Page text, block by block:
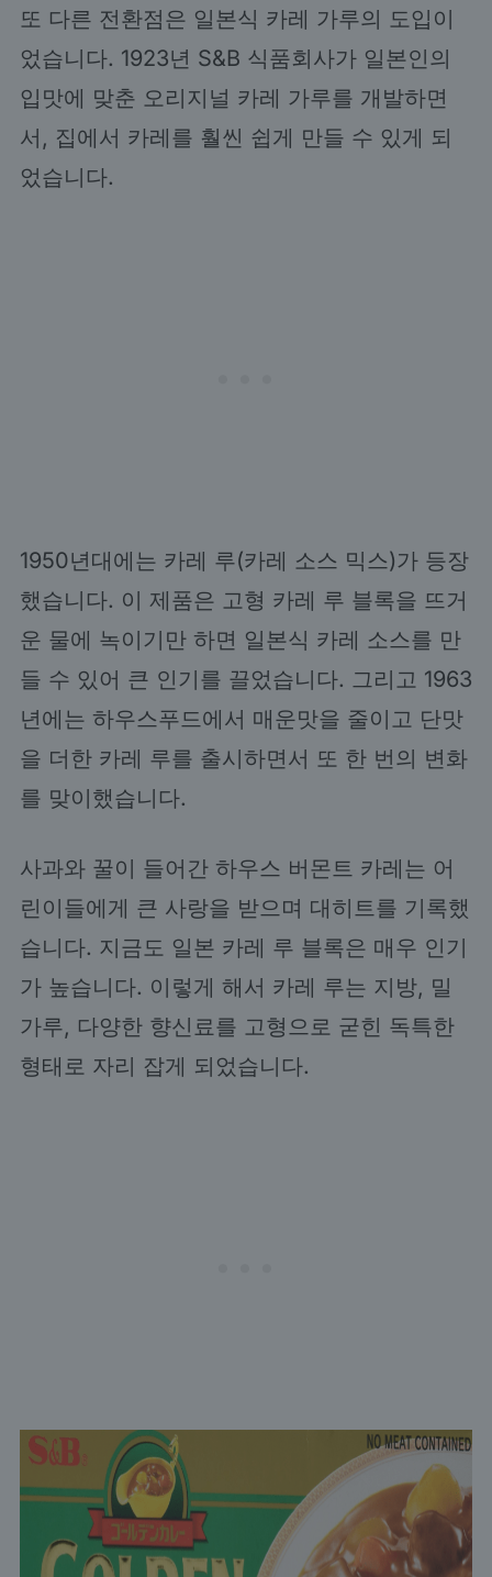
또 다른 전환점은 일본식 카레 가루의 도입이
었습니다. 1923년 S&B 식품회사가 일본인의
입맛에 맞춘 오리지널 카레 가루를 개발하면
서, 집에서 카레를 훨씬 쉽게 만들 수 있게 되
었습니다.
1950년대에는 카레 루(카레 소스 믹스)가 등장
했습니다. 이 제품은 고형 카레 루 블록을 뜨거
운 물에 녹이기만 하면 일본식 카레 소스를 만
들 수 있어 큰 인기를 끌었습니다. 그리고 1963
년에는 하우스푸드에서 매운맛을 줄이고 단맛
을 더한 카레 루를 출시하면서 또 한 번의 변화
를 맞이했습니다.
사과와 꿀이 들어간 하우스 버몬트 카레는 어
린이들에게 큰 사랑을 받으며 대히트를 기록했
습니다. 지금도 일본 카레 루 블록은 매우 인기
가 높습니다. 이렇게 해서 카레 루는 지방, 밀
가루, 다양한 향신료를 고형으로 굳힌 독특한
형태로 자리 잡게 되었습니다.